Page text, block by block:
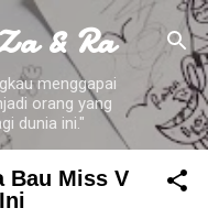
& Ra
menggapai
orang yang
dunia ini."
Bau Miss V